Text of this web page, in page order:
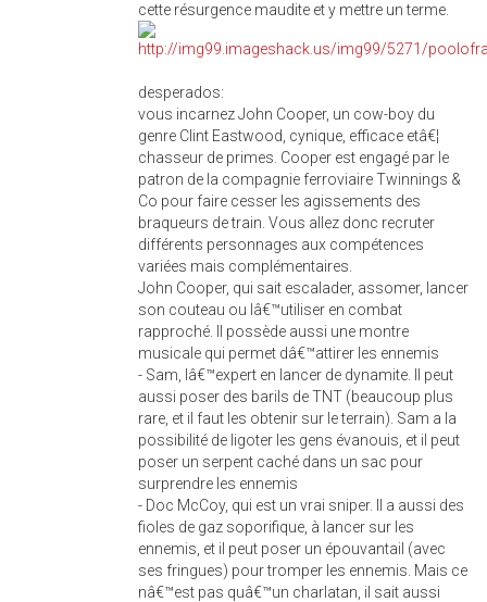
cette résurgence maudite et y mettre un terme.
desperados:
vous incarnez John Cooper, un cow-boy du
genre Clint Eastwood, cynique, efficace etâ€¦
chasseur de primes. Cooper est engagé par le
patron de la compagnie ferroviaire Twinnings &
Co pour faire cesser les agissements des
braqueurs de train. Vous allez donc recruter
différents personnages aux compétences
variées mais complémentaires.
John Cooper, qui sait escalader, assomer, lancer
son couteau ou lâ€™utiliser en combat
rapproché. Il possède aussi une montre
musicale qui permet dâ€™attirer les ennemis
- Sam, lâ€™expert en lancer de dynamite. Il peut
aussi poser des barils de TNT (beaucoup plus
rare, et il faut les obtenir sur le terrain). Sam a la
possibilité de ligoter les gens évanouis, et il peut
poser un serpent caché dans un sac pour
surprendre les ennemis
- Doc McCoy, qui est un vrai sniper. Il a aussi des
fioles de gaz soporifique, à lancer sur les
ennemis, et il peut poser un épouvantail (avec
ses fringues) pour tromper les ennemis. Mais ce
nâ€™est pas quâ€™un charlatan, il sait aussi